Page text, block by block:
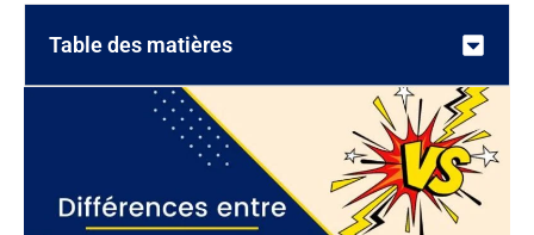
Table des matières